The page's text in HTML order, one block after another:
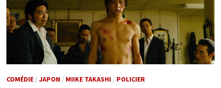
COMÉDIE/ JAPON/ MIIKE TAKASHI/ POLICIER